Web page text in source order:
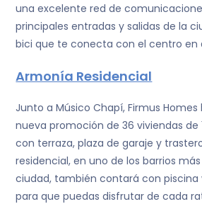
una excelente red de
principales entradas y salidas de la
bici que te conecta con el centro en
Armonía Residencial
Junto a Músico Chapí, Firmus
nueva promoción de 36 viviendas de
con terraza, plaza de garaje y
residencial, en uno de los barrios
ciudad, también contará con piscina
para que puedas disfrutar de cada